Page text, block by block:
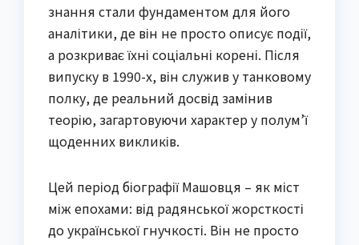
знання стали фундаментом для його
аналітики, де він не просто описує події,
а розкриває їхні соціальні корені. Після
випуску в 1990-х, він служив у танковому
полку, де реальний досвід замінив
теорію, загартовуючи характер у полум’ї
щоденних викликів.
Цей період біографії Машовця – як міст
між епохами: від радянської жорсткості
до української гнучкості. Він не просто